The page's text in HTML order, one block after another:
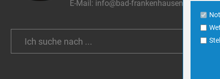
E-Mail: info@bad-frankenhausen.de
Name
Anbieter